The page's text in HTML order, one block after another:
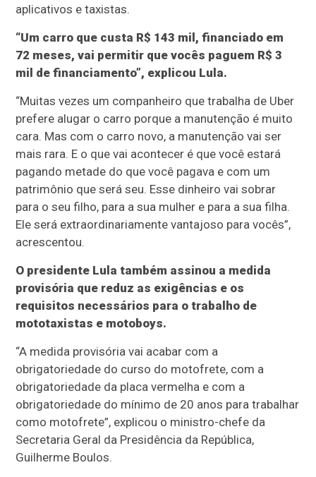
aplicativos e taxistas.
“Um carro que custa R$ 143 mil, financiado em
72 meses, vai permitir que vocês paguem R$ 3
mil de financiamento”, explicou Lula.
“Muitas vezes um companheiro que trabalha de Uber
prefere alugar o carro porque a manutenção é muito
cara. Mas com o carro novo, a manutenção vai ser
mais rara. E o que vai acontecer é que você estará
pagando metade do que você pagava e com um
patrimônio que será seu. Esse dinheiro vai sobrar
para o seu filho, para a sua mulher e para a sua filha.
Ele será extraordinariamente vantajoso para vocês”,
acrescentou.
O presidente Lula também assinou a medida
provisória que reduz as exigências e os
requisitos necessários para o trabalho de
mototaxistas e motoboys.
“A medida provisória vai acabar com a
obrigatoriedade do curso do motofrete, com a
obrigatoriedade da placa vermelha e com a
obrigatoriedade do mínimo de 20 anos para trabalhar
como motofrete”, explicou o ministro-chefe da
Secretaria Geral da Presidência da República,
Guilherme Boulos.